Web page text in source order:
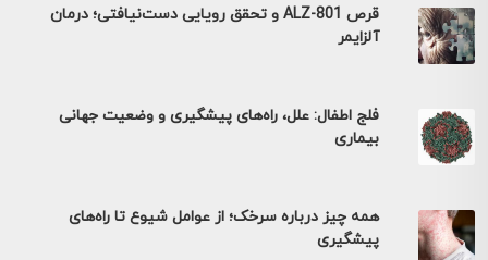
قرص ALZ-801 و تحقق رویایی دست‌نیافتی؛ درمان
آلزایمر
فلج اطفال: علل، راه‌های پیشگیری و وضعیت جهانی
بیماری
همه چیز درباره سرخک؛ از عوامل شیوع تا راه‌های
پیشگیری